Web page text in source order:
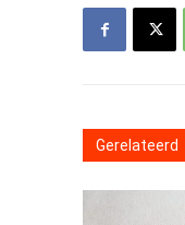
Gerelateerd